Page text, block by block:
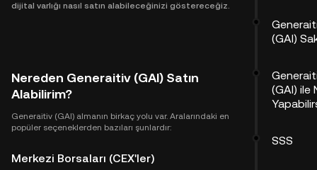
dijital varlığı nasıl satın alabileceğinizi göstereceğiz.
Nereden Generaitiv (GAI) Satın
Alabilirim?
Generaitiv (GAI) almanın birkaç yolu var. Aralarındaki en
popüler seçeneklerden bazıları şunlardır:
Merkezi Borsaları (CEX'ler)
(GAI)
(GAI) ile
SSS